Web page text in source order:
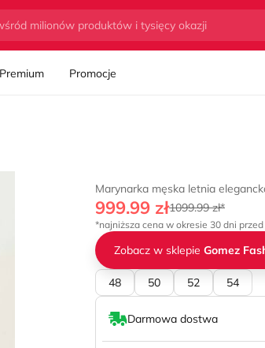
Premium Promocje
Marynarka męska letnia
999.99 zł1099.99 zł*
*najniższa cena w okresie 30 dni
Zobacz w sklepie Gomez
48 50 52 54
Darmowa dostwa